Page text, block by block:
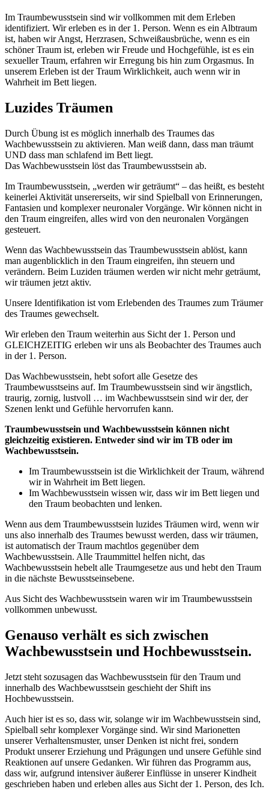
Im Traumbewusstsein sind wir vollkommen mit dem Erleben
identifiziert. Wir erleben es in der 1. Person. Wenn es ein Albtraum
ist, haben wir Angst, Herzrasen, Schweißausbrüche, wenn es ein
schöner Traum ist, erleben wir Freude und Hochgefühle, ist es ein
sexueller Traum, erfahren wir Erregung bis hin zum Orgasmus. In
unserem Erleben ist der Traum Wirklichkeit, auch wenn wir in
Wahrheit im Bett liegen.
Luzides Träumen
Durch Übung ist es möglich innerhalb des Traumes das
Wachbewusstsein zu aktivieren. Man weiß dann, dass man träumt
UND dass man schlafend im Bett liegt.
Das Wachbewusstsein löst das Traumbewusstsein ab.
Im Traumbewusstsein, „werden wir geträumt“ – das heißt, es besteht
keinerlei Aktivität unsererseits, wir sind Spielball von Erinnerungen,
Fantasien und komplexer neuronaler Vorgänge. Wir können nicht in
den Traum eingreifen, alles wird von den neuronalen Vorgängen
gesteuert.
Wenn das Wachbewusstsein das Traumbewusstsein ablöst, kann
man augenblicklich in den Traum eingreifen, ihn steuern und
verändern. Beim Luziden träumen werden wir nicht mehr geträumt,
wir träumen jetzt aktiv.
Unsere Identifikation ist vom Erlebenden des Traumes zum Träumer
des Traumes gewechselt.
Wir erleben den Traum weiterhin aus Sicht der 1. Person und
GLEICHZEITIG erleben wir uns als Beobachter des Traumes auch
in der 1. Person.
Das Wachbewusstsein, hebt sofort alle Gesetze des
Traumbewusstseins auf. Im Traumbewusstsein sind wir ängstlich,
traurig, zornig, lustvoll … im Wachbewusstsein sind wir der, der
Szenen lenkt und Gefühle hervorrufen kann.
Traumbewusstsein und Wachbewusstsein können nicht
gleichzeitig existieren. Entweder sind wir im TB oder im
Wachbewusstsein.
Im Traumbewusstsein ist die Wirklichkeit der Traum, während
wir in Wahrheit im Bett liegen.
Im Wachbewusstsein wissen wir, dass wir im Bett liegen und
den Traum beobachten und lenken.
Wenn aus dem Traumbewusstsein luzides Träumen wird, wenn wir
uns also innerhalb des Traumes bewusst werden, dass wir träumen,
ist automatisch der Traum machtlos gegenüber dem
Wachbewusstsein. Alle Traummittel helfen nicht, das
Wachbewusstsein hebelt alle Traumgesetze aus und hebt den Traum
in die nächste Bewusstseinsebene.
Aus Sicht des Wachbewusstsein waren wir im Traumbewusstsein
vollkommen unbewusst.
Genauso verhält es sich zwischen
Wachbewusstsein und Hochbewusstsein.
Jetzt steht sozusagen das Wachbewusstsein für den Traum und
innerhalb des Wachbewusstsein geschieht der Shift ins
Hochbewusstsein.
Auch hier ist es so, dass wir, solange wir im Wachbewusstsein sind,
Spielball sehr komplexer Vorgänge sind. Wir sind Marionetten
unserer Verhaltensmuster, unser Denken ist nicht frei, sondern
Produkt unserer Erziehung und Prägungen und unsere Gefühle sind
Reaktionen auf unsere Gedanken. Wir führen das Programm aus,
dass wir, aufgrund intensiver äußerer Einflüsse in unserer Kindheit
geschrieben haben und erleben alles aus Sicht der 1. Person, des Ich.